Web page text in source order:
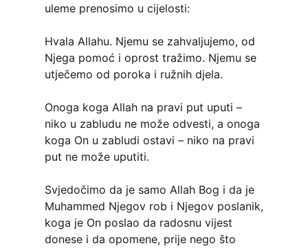
uleme prenosimo u cijelosti:
Hvala Allahu. Njemu se zahvaljujemo, od
Njega pomoć i oprost tražimo. Njemu se
utječemo od poroka i ružnih djela.
Onoga koga Allah na pravi put uputi –
niko u zabludu ne može odvesti, a onoga
koga On u zabludi ostavi – niko na pravi
put ne može uputiti.
Svjedočimo da je samo Allah Bog i da je
Muhammed Njegov rob i Njegov poslanik,
koga je On poslao da radosnu vijest
donese i da opomene, prije nego što